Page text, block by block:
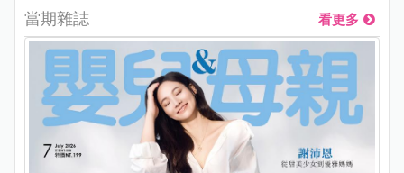
當期雜誌 看更多